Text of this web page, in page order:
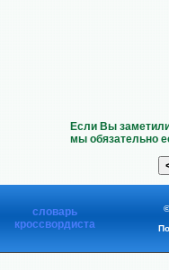
Если Вы
мы обязательно
словарь
кроссвордиста